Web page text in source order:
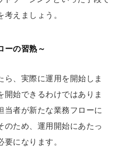
えましょう。
ーの習熟～
ら、実際に運用を開始しま
始できるわけではありま
当者が新たな業務フローに
のため、運用開始にあたっ
になります。